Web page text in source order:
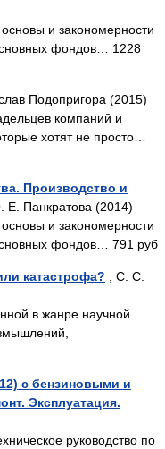
и закономерности
фондов… 1228
Подопригора (2015)
компаний и
хотят не просто…
Производство и
Е. Панкратова (2014)
и закономерности
фондов… 791 руб
катастрофа? , С. С.
в жанре научной
с бензиновыми и
Эксплуатация.
руководство по